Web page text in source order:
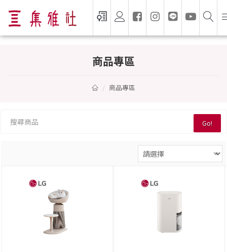
商品專區 — 集雅社推薦選購
商品專區
商品專區
Go!